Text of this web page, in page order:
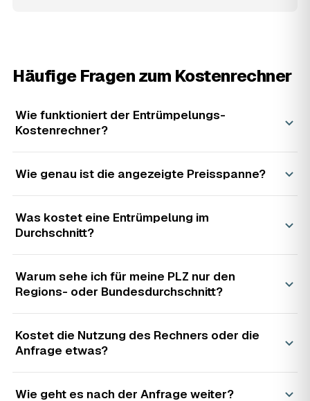
Häufige Fragen zum Kostenrechner
Wie funktioniert der Entrümpelungs-
Kostenrechner?
Wie genau ist die angezeigte Preisspanne?
Was kostet eine Entrümpelung im
Durchschnitt?
Warum sehe ich für meine PLZ nur den
Regions- oder Bundesdurchschnitt?
Kostet die Nutzung des Rechners oder die
Anfrage etwas?
Wie geht es nach der Anfrage weiter?